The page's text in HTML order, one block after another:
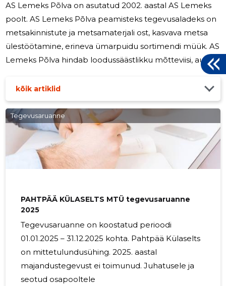
AS Lemeks Põlva on asutatud 2002. aastal AS Lemeks
poolt. AS Lemeks Põlva peamisteks tegevusaladeks on
metsakinnistute ja metsamaterjali ost, kasvava metsa
ülestöötamine, erineva ümarpuidu sortimendi müük. AS
Lemeks Põlva hindab loodussäästlikku mõtteviisi, ausa
äri põhimõtteid, omab pikaajalist kogemust ja jagab
metsaomanikele kasulikke nõuandeid.
MAJANDUSKESKKOND 2025. aasta oli AS Lemeks
Põlva jaoks edukas aasta. TEGEVUSTULEMUSED AS
Lemeks Põlva peamine ülesanne on varustada grupi
ettevõtteid ümarpuiduga . Ettevõtte 2025. aasta käive
oli 1,2 mln eurot (2024. aastal 2,02 mln eurot).
kõik artiklid
Tegevusaruanne
PAHTPÄÄ KÜLASELTS MTÜ tegevusaruanne
2025
Tegevusaruanne on koostatud perioodi
01.01.2025 – 31.12.2025 kohta. Pahtpää Külaselts
on mittetulundusühing. 2025. aastal
majandustegevust ei toimunud. Juhatusele ja
seotud osapooltele